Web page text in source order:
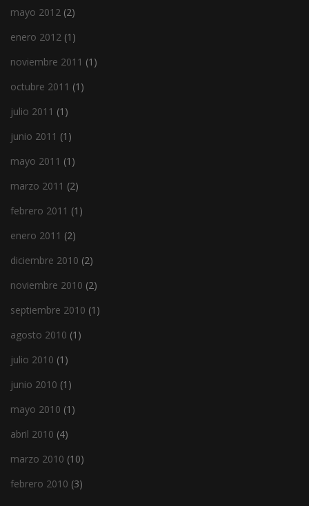
mayo 2012 (2)
enero 2012 (1)
noviembre 2011 (1)
octubre 2011 (1)
julio 2011 (1)
junio 2011 (1)
mayo 2011 (1)
marzo 2011 (2)
febrero 2011 (1)
enero 2011 (2)
diciembre 2010 (2)
noviembre 2010 (2)
septiembre 2010 (1)
agosto 2010 (1)
julio 2010 (1)
junio 2010 (1)
mayo 2010 (1)
abril 2010 (4)
marzo 2010 (10)
febrero 2010 (3)